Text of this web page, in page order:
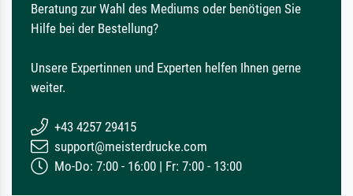
Beratung zur Wahl des Mediums oder benötigen Sie
Hilfe bei der Bestellung?
Unsere Expertinnen und Experten helfen Ihnen gerne
weiter.
+43 4257 29415
support@meisterdrucke.com
Mo-Do: 7:00 - 16:00 | Fr: 7:00 - 13:00